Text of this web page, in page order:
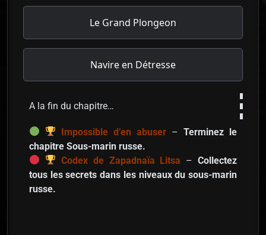
Le Grand Plongeon
Navire en Détresse
A la fin du chapitre…
Impossible d’en abuser –Terminez le
chapitre Sous-marin russe.
Codex de Zapadnaïa Litsa –Collectez
tous les secrets dans les niveaux du sous-marin
russe.